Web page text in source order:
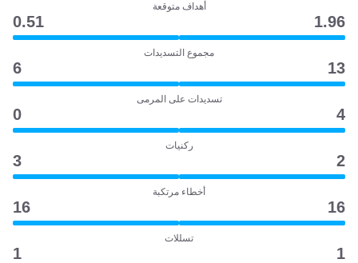
أهداف متوقعة
1.96
0.51
مجموع التسديدات
13
6
تسديدات على المرمى
4
0
ركنيات
2
3
أخطاء مرتكبة
16
16
تسللات
1
1